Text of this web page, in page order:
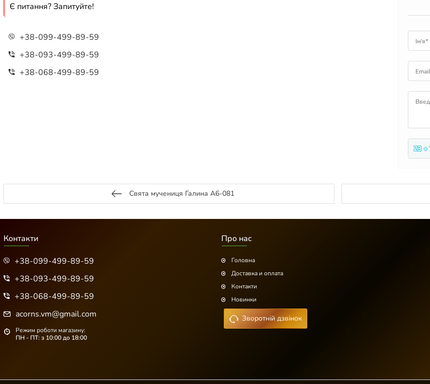
Є питання? Запитуйте!
+38-099-499-89-59
+38-093-499-89-59
+38-068-499-89-59
Ім'я*
Email
23 +
Свята мучениця Галина А6-081
Контакти
+38-099-499-89-59
+38-093-499-89-59
+38-068-499-89-59
acorns.vm@gmail.com
Режим роботи магазину:
ПН - ПТ: з 10:00 до 18:00
Про нас
Головна
Доставка и оплата
Контакти
Новинки
Зворотній дзвінок